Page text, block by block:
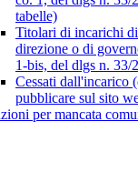
tabelle)
Titolari di incarichi
direzione o di
1-bis, del dlgs n. 33/
Cessati dall'incarico
pubblicare sul sito
per mancata